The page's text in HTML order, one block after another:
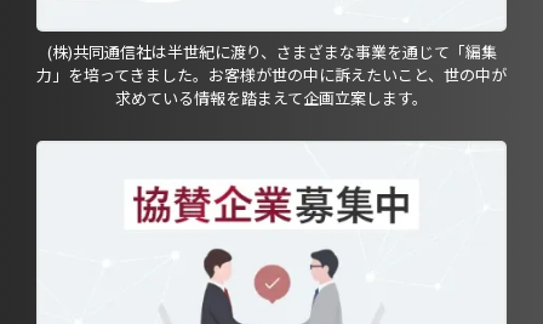
(株)共同通信社は半世紀に渡り、さまざまな事業を通じて「編集
力」を培ってきました。お客様が世の中に訴えたいこと、世の中が
求めている情報を踏まえて企画立案します。